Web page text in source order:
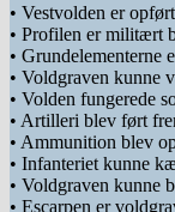
• Vestvolden er
• Profilen er militært
• Grundelementerne
• Voldgraven kunne
• Volden fungerede
• Artilleri blev ført
• Ammunition blev
• Infanteriet kunne
• Voldgraven kunne
• Escarpen er